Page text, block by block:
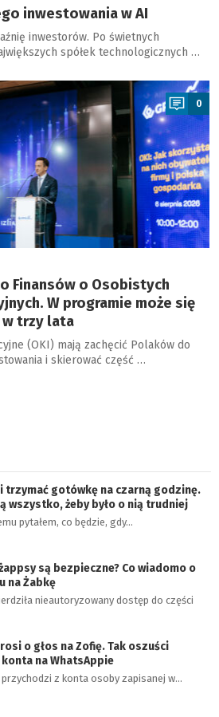
inwestowania w AI
inwestorów. Po świetnych
spółek technologicznych …
0
Finansów o Osobistych
W programie może się
w trzy lata
(OKI) mają zachęcić Polaków do
i skierować część …
trzymać gotówkę na czarną godzinę.
wszystko, żeby było o nią trudniej
pytałem, co będzie, gdy…
są bezpieczne? Co wiadomo o
na Żabkę
nieautoryzowany dostęp do części
o głos na Zofię. Tak oszuści
na WhatsAppie
z konta osoby zapisanej w…